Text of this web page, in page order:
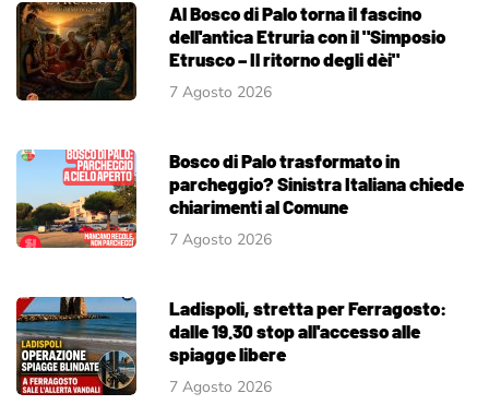
Al Bosco di Palo torna il fascino
dell'antica Etruria con il "Simposio
Etrusco – Il ritorno degli dèi"
7 Agosto 2026
Bosco di Palo trasformato in
parcheggio? Sinistra Italiana chiede
chiarimenti al Comune
7 Agosto 2026
Ladispoli, stretta per Ferragosto:
dalle 19.30 stop all'accesso alle
spiagge libere
7 Agosto 2026